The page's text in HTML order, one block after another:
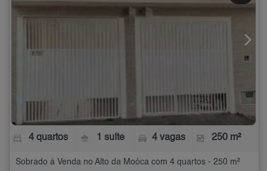
4 quartos 1 suíte 4 vagas 250 m²
Sobrado à Venda no Alto da Moóca com 4 quartos - 250 m²